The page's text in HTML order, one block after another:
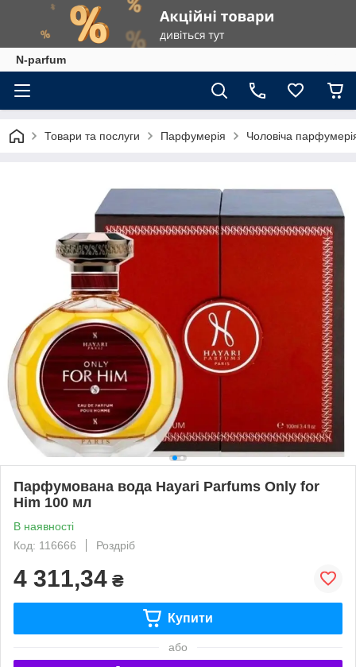
N-parfum
Товари та послуги Парфумерія Чоловіча
Парфумована вода Hayari Parfums Only for
Him 100 мл
В наявності
Код: 116666
Роздріб
4 311,34 ₴
Купити
або